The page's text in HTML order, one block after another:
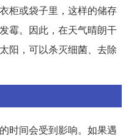
柜或袋子里，这样的储存
霉。因此，在天气晴朗干
阳，可以杀灭细菌、去除
时间会受到影响。如果遇